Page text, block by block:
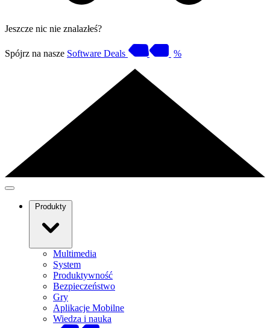
Jeszcze nic nie znalazłeś?
Spójrz na nasze Software Deals %
Produkty
Multimedia
System
Produktywność
Bezpieczeństwo
Gry
Aplikacje Mobilne
Wiedza i nauka